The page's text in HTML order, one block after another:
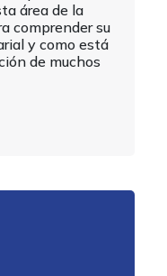
área de la
comprender su
y como está
de muchos